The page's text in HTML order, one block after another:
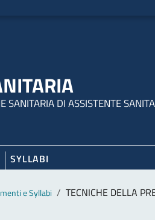
SANITARIA DI ASSISTENTE
SYLLABI
e Syllabi TECNICHE DELLA